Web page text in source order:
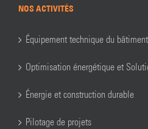
NOS ACTIVITÉS
Équipement technique du bâtiment
Optimisation énergétique et
Énergie et construction durable
Pilotage de projets